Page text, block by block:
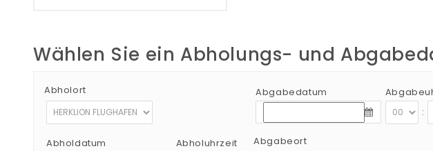
Wählen Sie ein Abholungs- und
Abholort
Abholdatum
Abholuhrzeit
Abgabedatum
:
Abgabeort